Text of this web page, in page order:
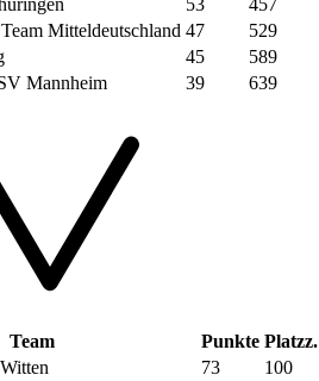
53
457
Mitteldeutschland 47
529
45
589
Mannheim 39 639
Team Punkte Platzz.
73
100